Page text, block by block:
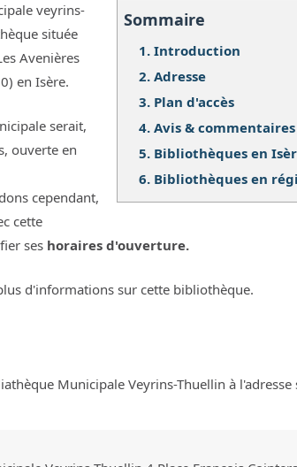
Sommaire
1. Introduction
2. Adresse
3. Plan d'accès
4. Avis & commentaires
5. Bibliothèques en
6. Bibliothèques en
veyrins-
située
Avenières
en Isère.
serait,
ouverte en
cependant,
cette
ses horaires d'ouverture.
d'informations sur cette bibliothèque.
Municipale Veyrins-Thuellin à l'adresse